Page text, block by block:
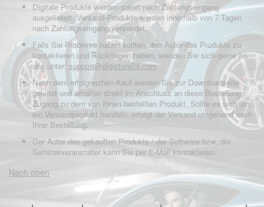
Digitale Produkte werden sofort nach Zahlungseingang
ausgeliefert. Versand-Produkte werden innerhalb von 7 Tagen
nach Zahlungseingang versendet.
Falls Sie Probleme haben sollten, den Autor des Produkts zu
kontaktieren und Rückfragen haben, wenden Sie sich gerne an
uns unter: support@digistore24.com
Nach dem erfolgreichen Kauf werden Sie zur Downloadseite
geleitet und erhalten direkt im Anschluss an diese Bestellung
Zugang zu dem von Ihnen bestellten Produkt. Sollte es sich um
ein Versandprodukt handeln, erfolgt der Versand umgehend nach
Ihrer Bestellung.
Der Autor des gekauften Produkts / der Software bzw. der
Seminarveranstalter kann Sie per E-Mail kontaktieren.
Nach oben